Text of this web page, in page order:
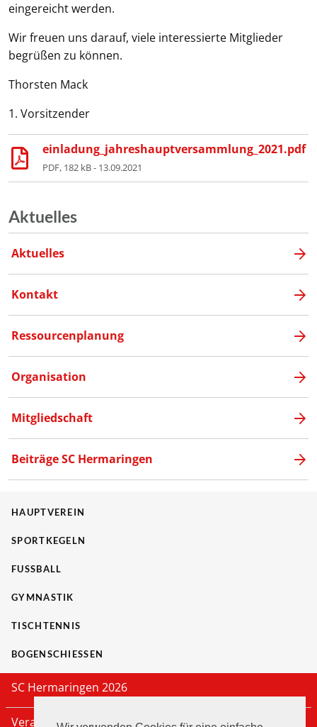
eingereicht werden.
Wir freuen uns darauf, viele interessierte Mitglieder
begrüßen zu können.
Thorsten Mack
1. Vorsitzender
einladung_jahreshauptversammlung_2021.pdf
PDF, 182 kB - 13.09.2021
Aktuelles
Aktuelles
Kontakt
Ressourcenplanung
Organisation
Mitgliedschaft
Beiträge SC Hermaringen
HAUPTVEREIN
SPORTKEGELN
FUSSBALL
GYMNASTIK
TISCHTENNIS
BOGENSCHIESSEN
SC Hermaringen 2026
Veranstaltungen